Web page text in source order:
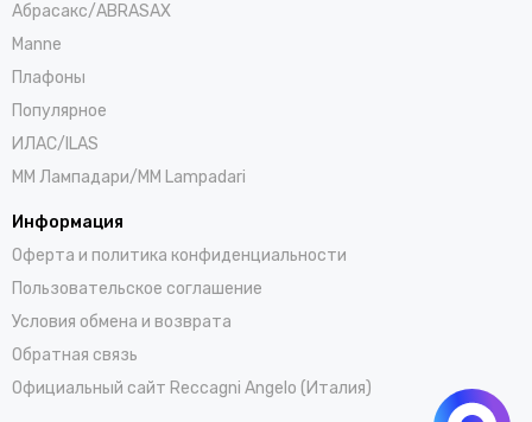
Абрасакс/ABRASAX
Manne
Плафоны
Популярное
ИЛАС/ILAS
ММ Лампадари/MM Lampadari
Информация
Оферта и политика конфиденциальности
Пользовательское соглашение
Условия обмена и возврата
Обратная связь
Официальный сайт Reccagni Angelo (Италия)